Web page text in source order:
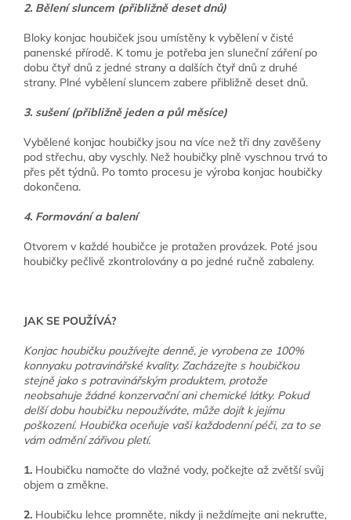
2. Bělení sluncem (přibližně deset dnů)
Bloky konjac houbiček jsou umístěny k vybělení v čisté
panenské přírodě. K tomu je potřeba jen sluneční záření po
dobu čtyř dnů z jedné strany a dalších čtyř dnů z druhé
strany. Plné vybělení sluncem zabere přibližně deset dnů.
3. sušení (přibližně jeden a půl měsíce)
Vybělené konjac houbičky jsou na více než tři dny zavěšeny
pod střechu, aby vyschly. Než houbičky plně vyschnou trvá to
přes pět týdnů. Po tomto procesu je výroba konjac houbičky
dokončena.
4. Formování a balení
Otvorem v každé houbičce je protažen provázek. Poté jsou
houbičky pečlivě zkontrolovány a po jedné ručně zabaleny.
JAK SE POUŽÍVÁ?
Konjac houbičku používejte denně, je vyrobena ze 100%
konnyaku potravinářské kvality. Zacházejte s houbičkou
stejně jako s potravinářským produktem, protože
neobsahuje žádné konzervační ani chemické látky. Pokud
delší dobu houbičku nepoužíváte, může dojít k jejímu
poškození. Houbička oceňuje vaši každodenní péči, za to se
vám odmění zářivou pletí.
1. Houbičku namočte do vlažné vody, počkejte až zvětší svůj
objem a změkne.
2. Houbičku lehce promněte, nikdy ji neždímejte ani nekruťte,